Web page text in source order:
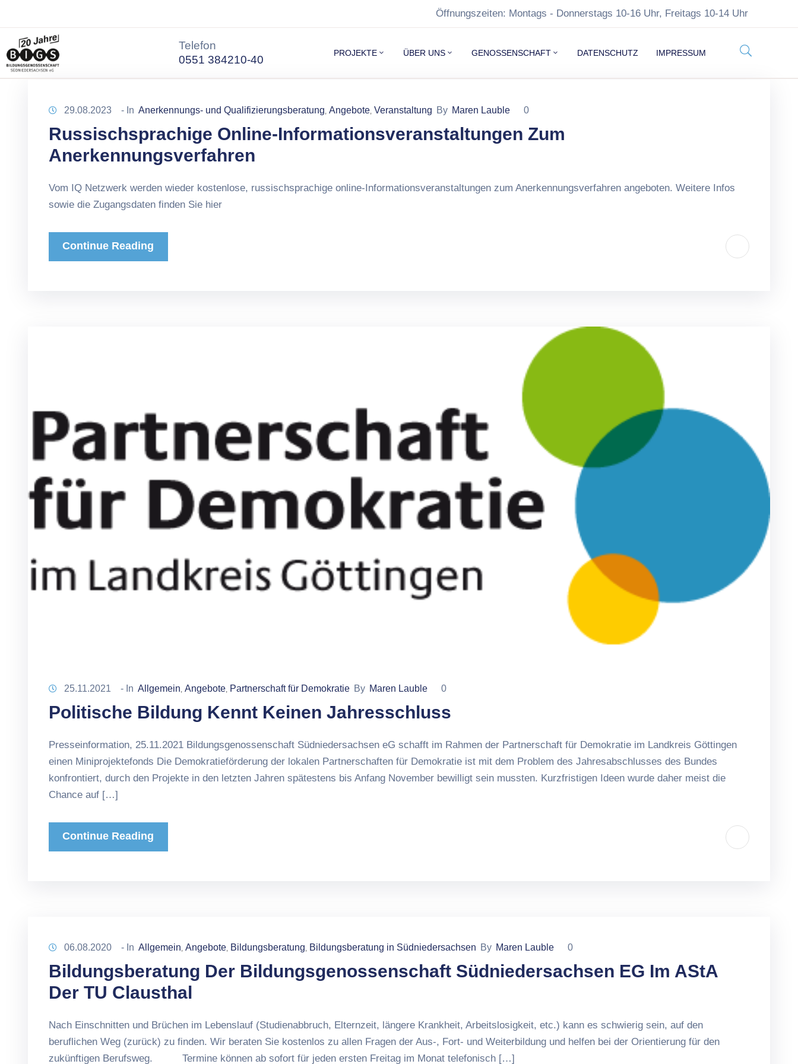
Öffnungszeiten: Montags - Donnerstags 10-16 Uhr, Freitags 10-14 Uhr
Telefon
0551 384210-40
PROJEKTE ÜBER UNS GENOSSENSCHAFT DATENSCHUTZ IMPRESSUM
29.08.2023 - In Anerkennungs- und Qualifizierungsberatung Angebote Veranstaltung By Maren Lauble 0
Russischsprachige Online-Informationsveranstaltungen Zum
Anerkennungsverfahren
Vom IQ Netzwerk werden wieder kostenlose, russischsprachige online-Informationsveranstaltungen zum Anerkennungsverfahren angeboten. Weitere Infos
sowie die Zugangsdaten finden Sie hier
Continue Reading
25.11.2021 - In Allgemein‚ Angebote‚ Partnerschaft für Demokratie By Maren Lauble 0
Politische Bildung Kennt Keinen Jahresschluss
Presseinformation, 25.11.2021 Bildungsgenossenschaft Südniedersachsen eG schafft im Rahmen der Partnerschaft für Demokratie im Landkreis Göttingen
einen Miniprojektefonds Die Demokratieförderung der lokalen Partnerschaften für Demokratie ist mit dem Problem des Jahresabschlusses des Bundes
konfrontiert, durch den Projekte in den letzten Jahren spätestens bis Anfang November bewilligt sein mussten. Kurzfristigen Ideen wurde daher meist die
Chance auf […]
Continue Reading
06.08.2020 - In Allgemein‚ Angebote‚ Bildungsberatung‚ Bildungsberatung in Südniedersachsen By Maren Lauble 0
Bildungsberatung Der Bildungsgenossenschaft Südniedersachsen EG Im AStA
Der TU Clausthal
Nach Einschnitten und Brüchen im Lebenslauf (Studienabbruch, Elternzeit, längere Krankheit, Arbeitslosigkeit, etc.) kann es schwierig sein, auf den
beruflichen Weg (zurück) zu finden. Wir beraten Sie kostenlos zu allen Fragen der Aus-, Fort- und Weiterbildung und helfen bei der Orientierung für den
zukünftigen Berufsweg. Termine können ab sofort für jeden ersten Freitag im Monat telefonisch […]